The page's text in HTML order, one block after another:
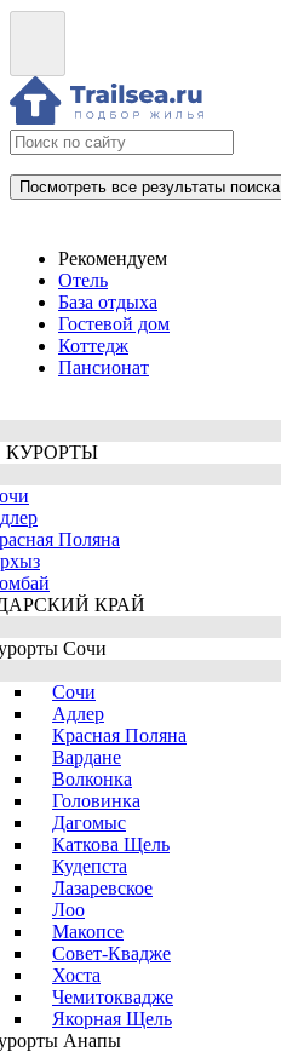
Посмотреть все результаты поиска
Рекомендуем
Отель
База отдыха
Гостевой дом
Коттедж
Пансионат
КУРОРТЫ
Поляна
КРАЙ
Сочи
Сочи
Адлер
Красная Поляна
Вардане
Волконка
Головинка
Дагомыс
Каткова Щель
Кудепста
Лазаревское
Лоо
Макопсе
Совет-Квадже
Хоста
Чемитоквадже
Якорная Щель
Анапы